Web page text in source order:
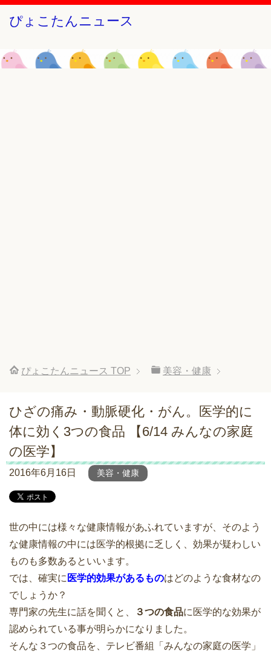
ぴょこたんニュース
ぴょこたんニュース TOP 美容・健康
ひざの痛み・動脈硬化・がん。医学的に
体に効く3つの食品 【6/14 みんなの家庭
の医学】
2016年6月16日 美容・健康
世の中には様々な健康情報があふれていますが、そのよう
な健康情報の中には医学的根拠に乏しく、効果が疑わしい
ものも多数あるといいます。
では、確実に 医学的効果があるものはどのような食材なの
でしょうか？
専門家の先生に話を聞くと、
３つの食品に医学的な効果が
認められている事が明らかになりました。
そんな３つの食品を、テレビ番組「みんなの家庭の医学」